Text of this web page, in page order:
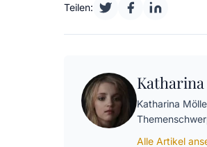
Teilen:
Katharina
Alle Artikel